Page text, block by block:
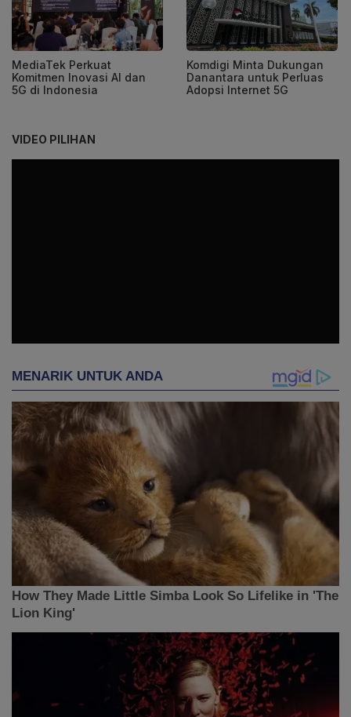
MediaTek Perkuat
Komitmen Inovasi AI dan
5G di Indonesia
Komdigi Minta Dukungan
Danantara untuk Perluas
Adopsi Internet 5G
VIDEO PILIHAN